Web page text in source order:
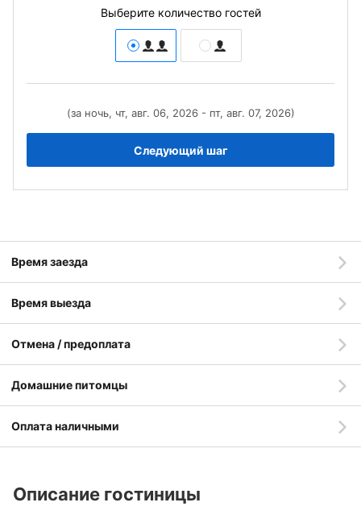
Выберите количество гостей
(за ночь, чт, авг. 06, 2026 - пт, авг. 07, 2026)
Следующий шаг
Время заезда
Время выезда
Отмена / предоплата
Домашние питомцы
Оплата наличными
Описание гостиницы